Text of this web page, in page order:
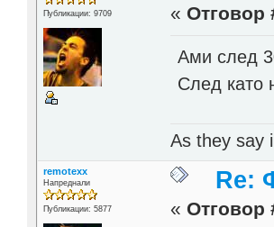
Публикации: 9709 « Отговор
Ами след
След като
As they say
remotexx
Напреднали
Публикации: 5877
Re:
« Отговор